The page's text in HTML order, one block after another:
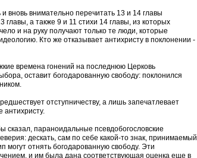
вновь внимательно перечитать 13 и 14 главы
а также 9 и 11 стихи 14 главы, из которых
и на руку получают только те люди, которые
Кто же отказывает антихристу в поклонении -
времена гонений на последнюю Церковь
оставит богодарованную свободу: поклонился
отступничеству, а лишь запечатлевает
антихристу.
сказал, параноидальные псевдобогословские
дескать, сам по себе какой-то знак, принимаемый
могут отнять богодарованную свободу. Эти
и им была дана соответствующая оценка еще в